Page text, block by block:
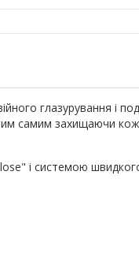
глазурування і
самим захищаючи
і системою